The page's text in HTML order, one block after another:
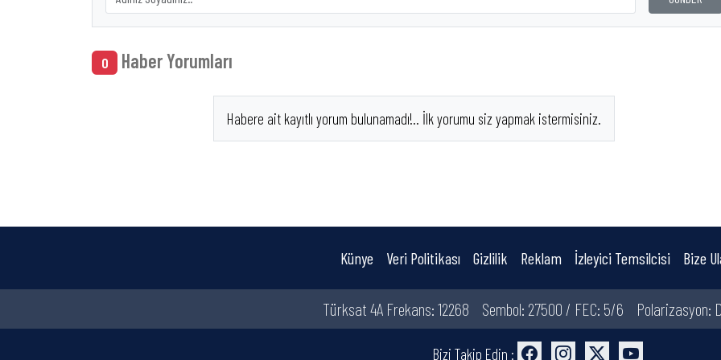
0 Haber Yorumları
Habere ait kayıtlı yorum bulunamadı!.. İlk yorumu siz yapmak istermisiniz.
Künye Veri Politikası Gizlilik Reklam İzleyici Temsilcisi Bize
Türksat 4A Frekans: 12268 Sembol: 27500 / FEC: 5/6 Polarizasyon:
Bizi Takip Edin :